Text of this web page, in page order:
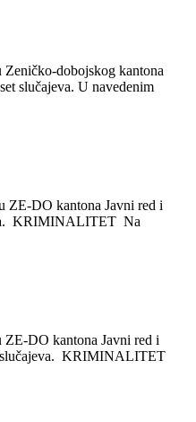
dobojskog kantona
slučajeva. U navedenim
DO kantona Javni red i
KRIMINALITET Na
DO kantona Javni red i
slučajeva. KRIMINALITET